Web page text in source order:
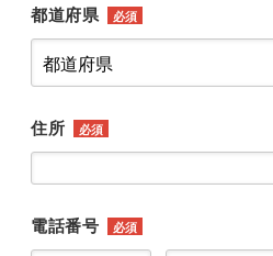
都道府県 必須
住所 必須
電話番号 必須